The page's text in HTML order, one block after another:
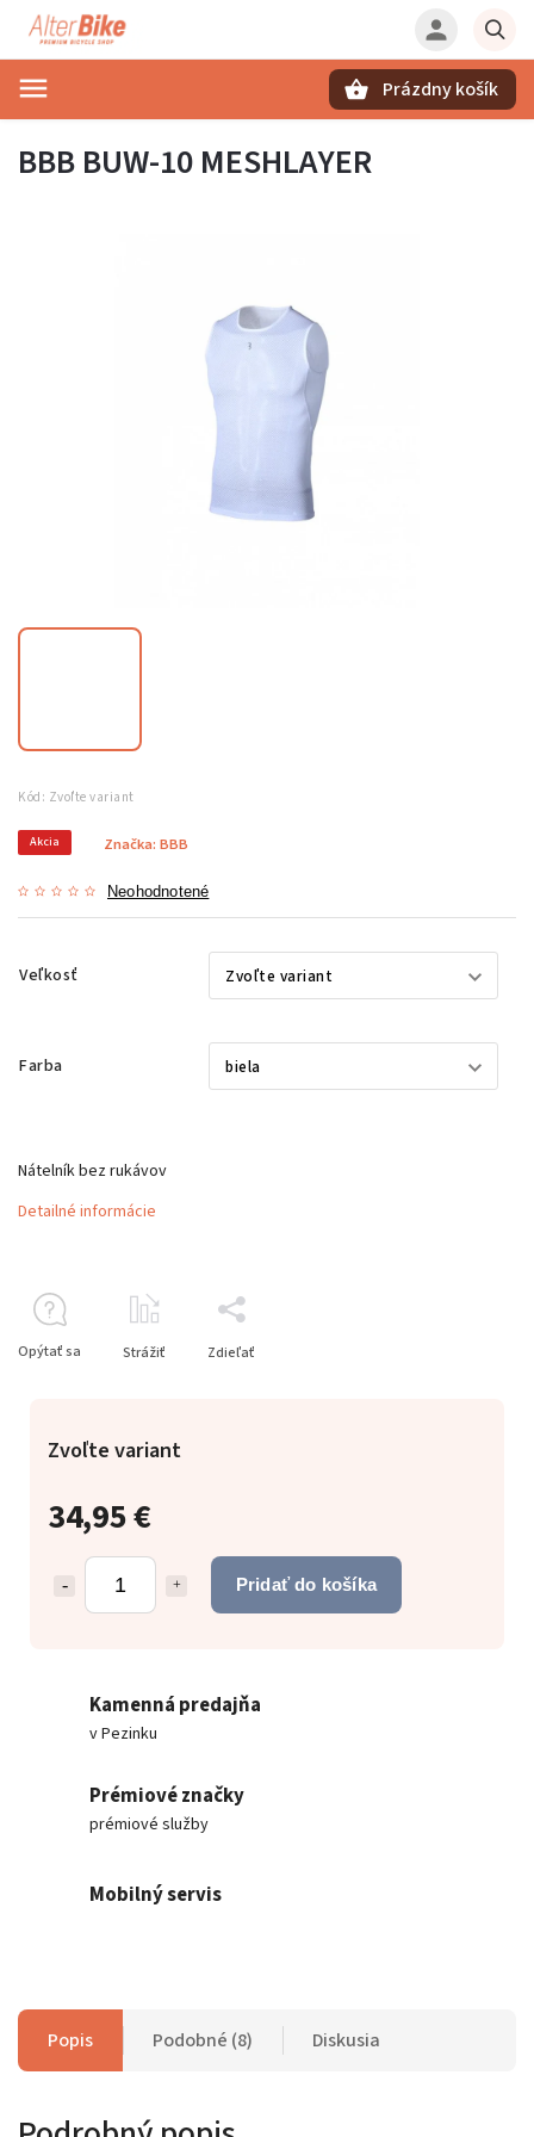
Prázdny košík
BBB BUW-10 MESHLAYER
Kód: Zvoľte variant
Akcia
Neohodnotené
Značka: BBB
Veľkosť
Farba
34,95 €
Pridať do košíka
Zvoľte variant
Nátelník bez rukávov
Detailné informácie
Opýtať sa Strážiť Zdieľať
Kamenná predajňa
v Pezinku
Prémiové značky
prémiové služby
Mobilný servis
Popis Podobné (8) Diskusia